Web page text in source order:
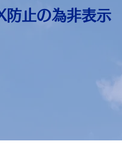
防止の為非表示